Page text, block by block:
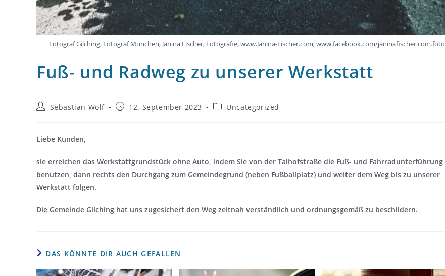
Fotograf Gilching, Fotograf München, Janina Fischer, Fotografie, www.Janina-Fischer.com, www.facebook.com/janinafischer.com.foto
Fuß- und Radweg zu unserer Werkstatt
Beitrags-
Sebastian Wolf
Beitrag12. September 2023
Beitrags-
Uncategorized
Liebe Kunden,
sie erreichen das Werkstattgrundstück ohne Auto, indem Sie von der Talhofstraße die Fuß- und Fahrradunterführung
benutzen, dann rechts den Durchgang zum Gemeindegrund (neben Fußballplatz) und weiter dem Weg bis zu unserer
Werkstatt folgen.
Die Gemeinde Gilching hat uns zugesichert den Weg zeitnah verständlich und ordnungsgemäß zu beschildern.
DAS KÖNNTE DIR AUCH GEFALLEN